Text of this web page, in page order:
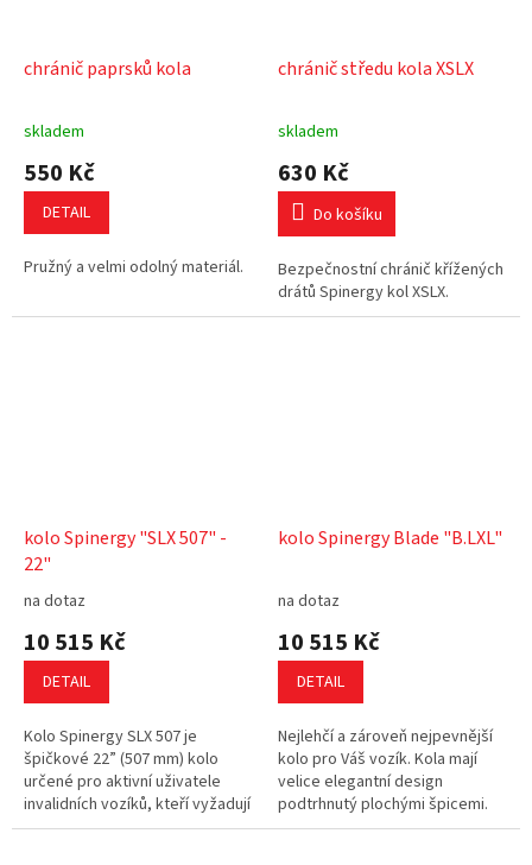
chránič paprsků kola
skladem
550 Kč
DETAIL
Pružný a velmi odolný materiál.
chránič středu kola XSLX
skladem
630 Kč
Do košíku
Bezpečnostní chránič křížených
drátů Spinergy kol XSLX.
kolo Spinergy "SLX 507" -
22"
na dotaz
10 515 Kč
DETAIL
Kolo Spinergy SLX 507 je
špičkové 22” (507 mm) kolo
určené pro aktivní uživatele
invalidních vozíků, kteří vyžadují
vysokou odolnost a spolehlivý
kolo Spinergy Blade "B.LXL"
na dotaz
10 515 Kč
DETAIL
Nejlehčí a zároveň nejpevnější
kolo pro Váš vozík. Kola mají
velice elegantní design
podtrhnutý plochými špicemi.
Blade "LXL" jsou ideální volbou,